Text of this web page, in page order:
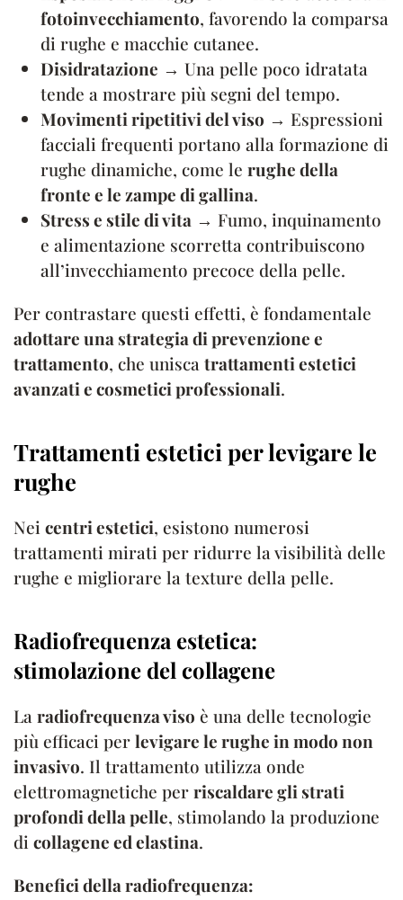
fotoinvecchiamento, favorendo la comparsa
di rughe e macchie cutanee.
Disidratazione → Una pelle poco idratata
tende a mostrare più segni del tempo.
Movimenti ripetitivi del viso → Espressioni
facciali frequenti portano alla formazione di
rughe dinamiche, come le rughe della
fronte e le zampe di gallina.
Stress e stile di vita → Fumo, inquinamento
e alimentazione scorretta contribuiscono
all’invecchiamento precoce della pelle.
Per contrastare questi effetti, è fondamentale
adottare una strategia di prevenzione e
trattamento, che unisca trattamenti estetici
avanzati e cosmetici professionali.
Trattamenti estetici per levigare le
rughe
Nei centri estetici, esistono numerosi
trattamenti mirati per ridurre la visibilità delle
rughe e migliorare la texture della pelle.
Radiofrequenza estetica:
stimolazione del collagene
La radiofrequenza viso è una delle tecnologie
più efficaci perlevigare le rughe in modo non
invasivo. Il trattamento utilizza onde
elettromagnetiche perriscaldare gli strati
profondi della pelle, stimolando la produzione
di collagene ed elastina.
Benefici della radiofrequenza: